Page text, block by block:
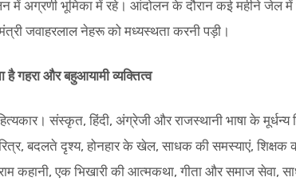
में अग्रणी भूमिका में रहे। आंदोलन के दौरान कई महीने जेल में
जवाहरलाल नेहरू को मध्यस्थता करनी पड़ी।
गहरा और बहुआयामी व्यक्तित्व
संस्कृत, हिंदी, अंग्रेजी और राजस्थानी भाषा के
बदलते दृश्य, होनहार के खेल, साधक की समस्याएं,
कहानी, एक भिखारी की आत्मकथा, गीता और समाज सेवा,